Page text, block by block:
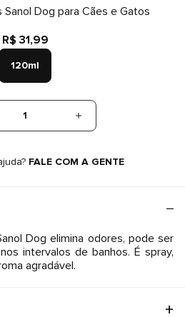
Sanol Dog para Cães e Gatos
R$ 31,99
120ml
1
FALE COM A GENTE
Dog elimina odores, pode ser
intervalos de banhos. É spray,
agradável.